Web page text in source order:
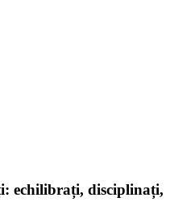
echilibrați, disciplinați,